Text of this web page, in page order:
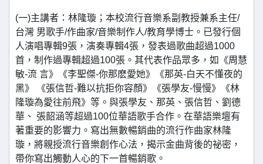
(一)主講者：林隆璇；本校流行音樂系副教授兼系主任/
台灣 男歌手/作曲家/音樂制作人/教育學博士。已發行個
人演唱專輯9張，演奏專輯4張，發表過歌曲超過1000
首，制作過專輯超過100張。其代表作品眾多，如《周慧
敏-流 言》《李聖傑-你那麽愛她》《那英-白天不懂夜的
黑》 《張信哲-難以抗拒你容顏》《張學友-慢慢》《林
隆璇為愛往前飛》等。與張學友、那英、張信哲、劉德
華、 張韶涵等超過100位華語歌手合作。在華語樂壇有
著重要的影響力。寫出無數暢銷曲的流行作曲家林隆
璇，將親授流行音樂創作心法，揭示金曲背後的祕密，
帶你寫出觸動人心的下一首暢銷歌。